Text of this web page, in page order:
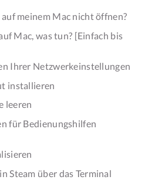
meinem Mac nicht öffnen?
Mac, was tun? [Einfach bis
Ihrer Netzwerkeinstellungen
installieren
leeren
für Bedienungshilfen
Steam über das Terminal